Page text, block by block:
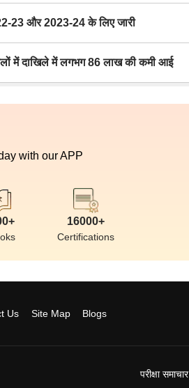
23 और 2023-24 के लिए जारी
में दाखिले में लगभग 86 लाख की कमी आई
with our APP
16000+
Certifications
Us Site Map Blogs
परीक्षा समाचार